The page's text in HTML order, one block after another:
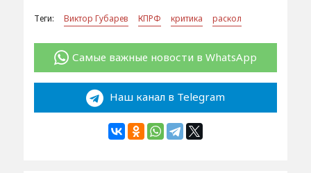
Теги: Виктор Губарев КПРФ критика раскол
Самые важные новости в WhatsApp
Наш канал в Telegram